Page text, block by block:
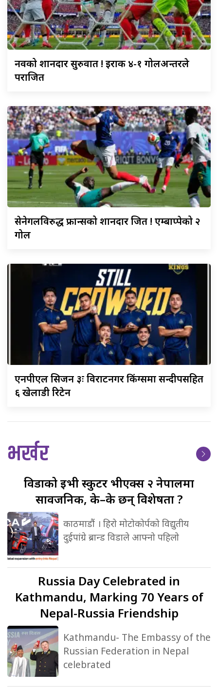
नर्वेकोशानदार सुरुवात ! इराक ४-१ गोलअन्तरले
पराजित
सेनेगलविरुद्धफ्रान्सको शानदार जित ! एम्बाप्पेको २
गोल
एनपीएलसिजन ३ः विराटनगर किंग्समा सन्दीपसहित
६ खेलाडी रिटेन
भर्खर
विडाकोईभी स्कुटर भीएक्स २ नेपालमा
सार्वजनिक, के–के छन् विशेषता ?
काठमाडौं । हिरो मोटोकोर्पको विद्युतीय
दुईपांग्रे ब्रान्ड विडाले आफ्नो पहिलो
Russia Day Celebrated in
Kathmandu, Marking 70 Years of
Nepal-Russia Friendship
Kathmandu- The Embassy of the
Russian Federation in Nepal
celebrated